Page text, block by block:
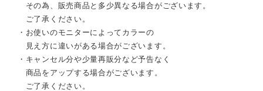
その為、販売商品と多少異なる場合がございます。
ご了承ください。
・お使いのモニターによってカラーの
見え方に違いがある場合がございます。
・キャンセル分や少量再販分など予告なく
商品をアップする場合がございます。
ご了承ください。